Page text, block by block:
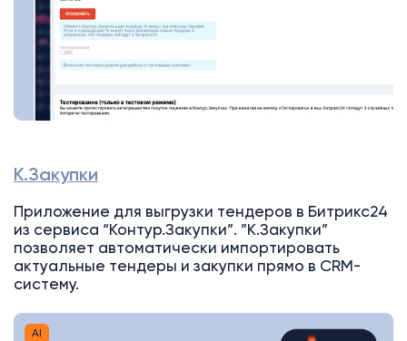
К.Закупки
Приложение для выгрузки тендеров в Битрикс24
из сервиса “Контур.Закупки”. ”К.Закупки”
позволяет автоматически импортировать
актуальные тендеры и закупки прямо в CRM-
систему.
AI